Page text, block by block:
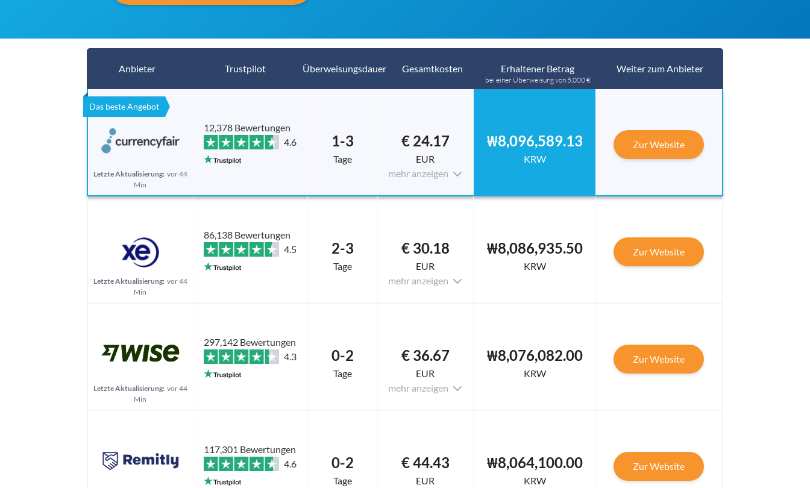
Anbieter Trustpilot Überweisungsdauer Gesamtkosten Erhaltener Betrag
bei einer Überweisung von 5,000 €
Weiter zum Anbieter
Das beste Angebot
Letzte Aktualisierung: vor 44
Min
12,378 Bewertungen
4.6
1-3
Tage
€ 24.17
EUR
mehr anzeigen
₩8,096,589.13
KRW
Zur Website
Letzte Aktualisierung: vor 44
Min
86,138 Bewertungen
4.5
2-3
Tage
€ 30.18
EUR
mehr anzeigen
₩8,086,935.50
KRW
Zur Website
Letzte Aktualisierung: vor 44
Min
297,142 Bewertungen
4.3
0-2
Tage
€ 36.67
EUR
mehr anzeigen
₩8,076,082.00
KRW
Zur Website
117,301 Bewertungen
4.6
0-2
Tage
€ 44.43
EUR
₩8,064,100.00
KRW
Zur Website